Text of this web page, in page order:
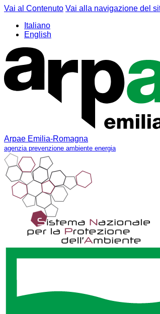
Vai al Contenuto Vai alla navigazione del
Italiano
English
Arpae Emilia-Romagna
agenzia prevenzione ambiente energia